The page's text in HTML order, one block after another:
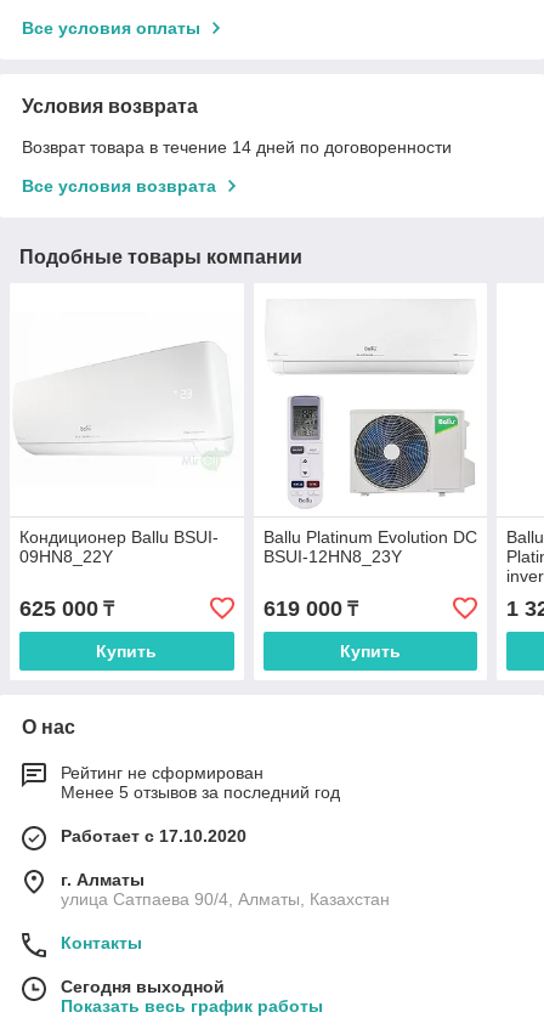
Все условия оплаты
Условия возврата
Возврат товара в течение 14 дней по договоренности
Все условия возврата
Подобные товары компании
Кондиционер Ballu BSUI-
09HN8_22Y
625 000 ₸
Купить
Ballu Platinum Evolution DC
BSUI-12HN8_23Y
619 000₸
Купить
1
О нас
Рейтинг не сформирован
Менее 5 отзывов за последний год
Работает с 17.10.2020
г. Алматы
улица Сатпаева 90/4, Алматы, Казахстан
Контакты
Сегодня выходной
Показать весь график работы